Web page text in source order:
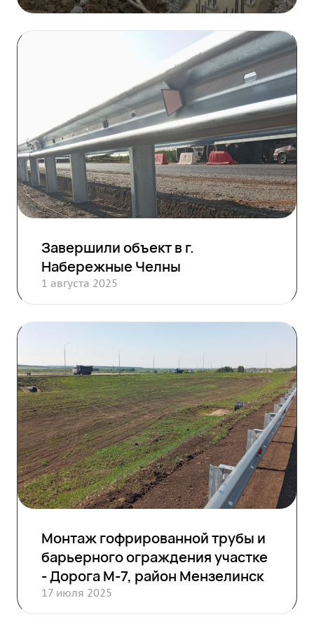
Завершили объект в г.
Набережные Челны
1 августа 2025
Монтаж гофрированной трубы и
барьерного ограждения участке
- Дорога М-7, район Мензелинск
17 июля 2025